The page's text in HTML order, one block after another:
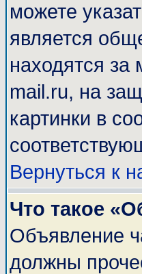
можете
является
находятся
mail.ru, на
картинки в
Вернуться к
Что такое
Объявление
должны